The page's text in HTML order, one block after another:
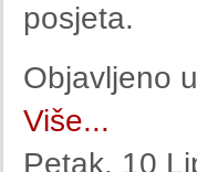
posjeta.
Objavljeno u
Više...
Petak, 10